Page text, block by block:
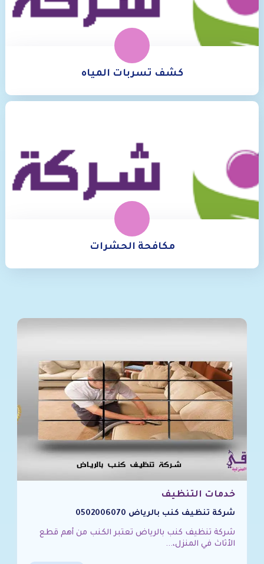
كشف تسربات المياه
مكافحة الحشرات
خدمات التنظيف
شركة تنظيف كنب بالرياض 0502006070
شركة تنظيف كنب بالرياض تعتبر الكنب من أهم قطع
الأثاث في المنزل،...